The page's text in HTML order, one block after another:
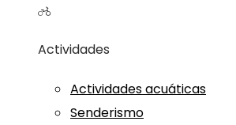
Actividades
Actividades acuáticas
Senderismo